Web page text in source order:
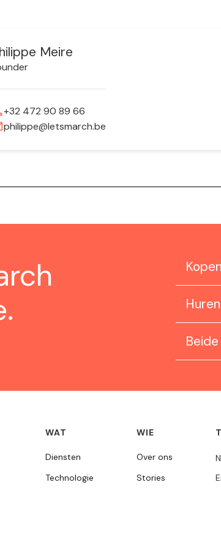
Meire
+32 472 90 89 66
philippe@letsmarch.be
Huren
Beide
WAT
Diensten
Technologie
WIE
Over ons
Stories